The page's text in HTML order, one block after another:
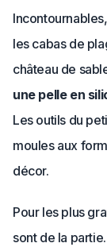
les cabas de
château de
une pelle en
Les outils du
moules aux
décor.
Pour les plus
sont de la partie.